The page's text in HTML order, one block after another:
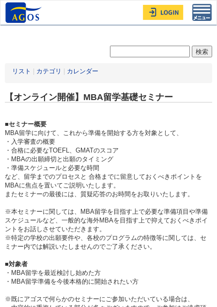
リスト カテゴリ カレンダー
【オンライン開催】MBA留学基礎セミナー
■セミナー概要
MBA留学に向けて、これから準備を開始する方を対象として、
・入学審査の概要
・合格に必要なTOEFL、GMATのスコア
・MBAの出願締切と出願のタイミング
・準備スケジュールと必要な時間
など、留学までのプロセスと 合格までに留意しておくべきポイントを
MBAに焦点を置いてご説明いたします。
またセミナーの最後には、質疑応答のお時間をお取りいたします。
※本セミナーに関しては、MBA留学を目指す上で必要な準備項目や準備
スケジュールなど、一般的な海外MBAを目指す上で抑えておくべきポイ
ントをお話しさせていただきます。
※特定の学校の出願要件や、各校のプログラムの特徴等に関しては、セ
ミナー内では解説いたしませんのでご了承ください。
■対象者
・MBA留学を最近検討し始めた方
・MBA留学準備を今後本格的に開始されたい方
※既にアゴスで何らかのセミナーにご参加いただいている場合は、